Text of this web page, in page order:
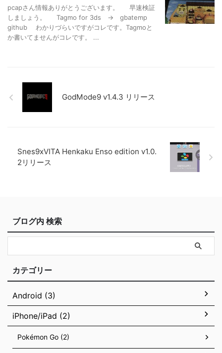
pcapさん情報ありがとうございます。 早速検証
しましょう。 Tagmo for 3ds → gbatemp
github わかりづらいですがコレです。Tagmoと
か書いてませんがコレです。 ...
GodMode9 v1.4.3 リリース
Snes9xVITA Henkaku Enso edition v1.0.
2リリース
ブログ内 検索
カテゴリー
Android (3)
iPhone/iPad (2)
Pokémon Go (2)